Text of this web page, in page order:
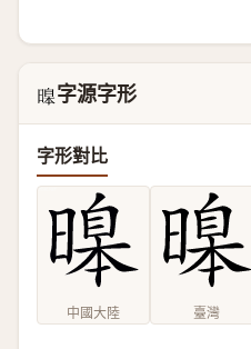
𣊊字源字形
字形對比
中國大陸 臺灣